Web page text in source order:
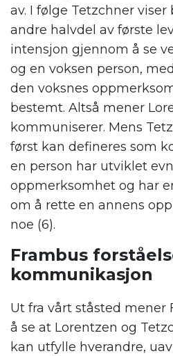
av. I følge Tetzchner
andre halvdel av første
intensjon gjennom å se
og en voksen person,
den voksnes
bestemt. Altså mener
kommuniserer. Mens
først kan defineres som
en person har utviklet
oppmerksomhet og har
om å rette en annens
noe (6).
Frambus
kommunikasjon
Ut fra vårt ståsted mener
å se at Lorentzen og
kan utfylle hverandre,